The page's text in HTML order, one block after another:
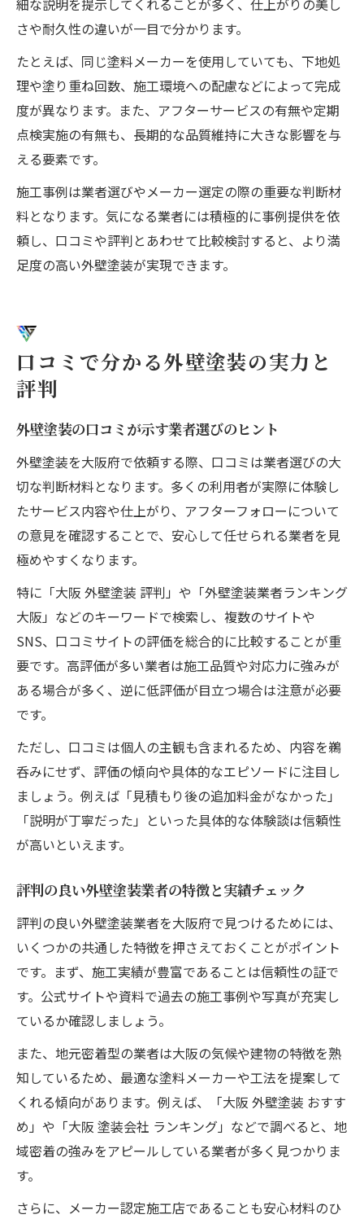
細な説明を提示してくれることが多く、仕上がりの美し
さや耐久性の違いが一目で分かります。
たとえば、同じ塗料メーカーを使用していても、下地処
理や塗り重ね回数、施工環境への配慮などによって完成
度が異なります。また、アフターサービスの有無や定期
点検実施の有無も、長期的な品質維持に大きな影響を与
える要素です。
施工事例は業者選びやメーカー選定の際の重要な判断材
料となります。気になる業者には積極的に事例提供を依
頼し、口コミや評判とあわせて比較検討すると、より満
足度の高い外壁塗装が実現できます。
口コミで分かる外壁塗装の実力と
評判
外壁塗装の口コミが示す業者選びのヒント
外壁塗装を大阪府で依頼する際、口コミは業者選びの大
切な判断材料となります。多くの利用者が実際に体験し
たサービス内容や仕上がり、アフターフォローについて
の意見を確認することで、安心して任せられる業者を見
極めやすくなります。
特に「大阪 外壁塗装 評判」や「外壁塗装業者ランキング
大阪」などのキーワードで検索し、複数のサイトや
SNS、口コミサイトの評価を総合的に比較することが重
要です。高評価が多い業者は施工品質や対応力に強みが
ある場合が多く、逆に低評価が目立つ場合は注意が必要
です。
ただし、口コミは個人の主観も含まれるため、内容を鵜
呑みにせず、評価の傾向や具体的なエピソードに注目し
ましょう。例えば「見積もり後の追加料金がなかった」
「説明が丁寧だった」といった具体的な体験談は信頼性
が高いといえます。
評判の良い外壁塗装業者の特徴と実績チェック
評判の良い外壁塗装業者を大阪府で見つけるためには、
いくつかの共通した特徴を押さえておくことがポイント
です。まず、施工実績が豊富であることは信頼性の証で
す。公式サイトや資料で過去の施工事例や写真が充実し
ているか確認しましょう。
また、地元密着型の業者は大阪の気候や建物の特徴を熟
知しているため、最適な塗料メーカーや工法を提案して
くれる傾向があります。例えば、「大阪 外壁塗装 おすす
め」や「大阪 塗装会社 ランキング」などで調べると、地
域密着の強みをアピールしている業者が多く見つかりま
す。
さらに、メーカー認定施工店であることも安心材料のひ